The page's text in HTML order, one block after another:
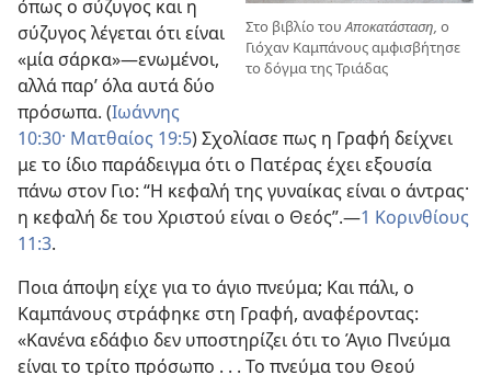
Στο βιβλίο τουΑποκατάσταση, ο
Γιόχαν Καμπάνους αμφισβήτησε
το δόγμα της Τριάδας
όπως ο σύζυγος και η
σύζυγος λέγεται ότι είναι
«μία σάρκα»—ενωμένοι,
αλλά παρ’ όλα αυτά δύο
πρόσωπα. (Ιωάννης
10:30· Ματθαίος 19:5) Σχολίασε πως η Γραφή δείχνει
με το ίδιο παράδειγμα ότι ο Πατέρας έχει εξουσία
πάνω στον Γιο: “Η κεφαλή της γυναίκας είναι ο άντρας·
η κεφαλή δε του Χριστού είναι ο Θεός”.—1 Κορινθίους
11:3.
Ποια άποψη είχε για το άγιο πνεύμα; Και πάλι, ο
Καμπάνους στράφηκε στη Γραφή, αναφέροντας:
«Κανένα εδάφιο δεν υποστηρίζει ότι το Άγιο Πνεύμα
είναι το τρίτο πρόσωπο . . . Το πνεύμα του Θεού